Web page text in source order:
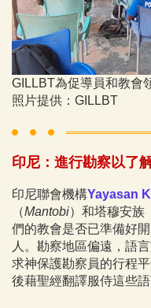
GILLBT為促導員和教會
照片提供：GILLBT
印尼：進行勘察以了
印尼聯會機構Yayasan
（Mantobi）和塔穆安族
們的教會是否已準備好
人。勘察地區偏遠，語
求神保護勘察員的行程
後藉聖經翻譯服侍這些語